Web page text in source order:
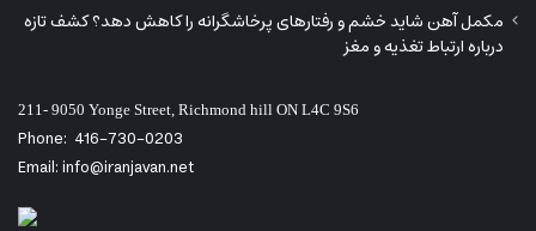
مکمل آهن شاید خشم و رفتارهای پرخاشگرانه را کاهش دهد؟ کشف تازه
درباره ارتباط تغذیه و مغز
211- 9050 Yonge Street, Richmond hill ON L4C 9S6
Phone: 416-730-0203
Email: info@iranjavan.net